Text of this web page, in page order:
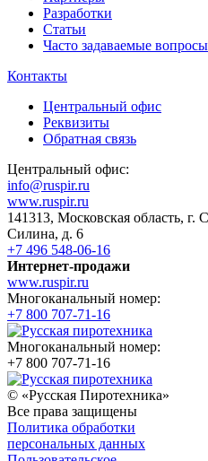
Разработки
Статьи
Часто задаваемые вопросы
Контакты
Центральный офис
Реквизиты
Обратная связь
Центральный офис:
info@ruspir.ru
www.ruspir.ru
141313, Московская область, г.
Силина, д. 6
+7 496 548-06-16
Интернет-продажи
www.ruspir.ru
Многоканальный номер:
+7 800 707-71-16
Многоканальный номер:
+7 800 707-71-16
© «Русская Пиротехника»
Все права защищены
Политика обработки
персональных данных